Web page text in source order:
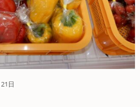
日